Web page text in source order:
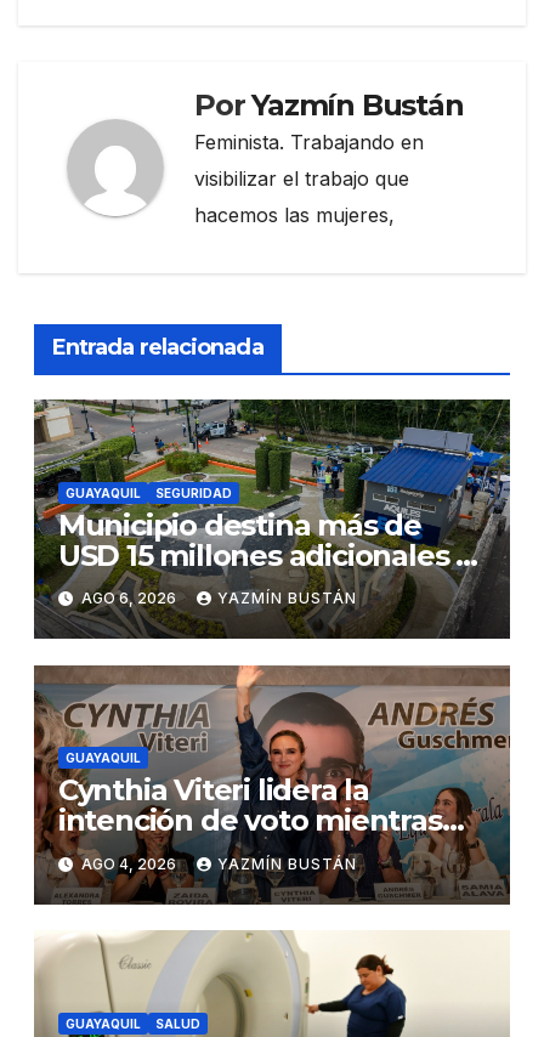
PorYazmín Bustán
Feminista. Trabajando en
visibilizar el trabajo que
hacemos las mujeres,
Entrada relacionada
GUAYAQUIL SEGURIDAD
Municipio destina más de
USD 15 millones adicionales a
SEGURA EP para fortalecer la
seguridad ciudadana
AGO 6, 2026 YAZMÍN BUSTÁN
GUAYAQUIL
Cynthia Viteri lidera la
intención de voto mientras
Andrés Guschmer muestra
un destacado crecimiento,
según AtlasIntel
AGO 4, 2026 YAZMÍN BUSTÁN
GUAYAQUIL SALUD